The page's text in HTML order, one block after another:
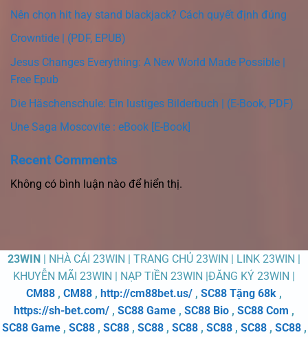
Nên chọn hit hay stand blackjack? Cách quyết định đúng
Crowntide | (PDF, EPUB)
Jesus Changes Everything: A New World Made Possible |
Free Epub
Die Häschenschule: Ein lustiges Bilderbuch | (E-Book, PDF)
Une Saga Moscovite : eBook [E-Book]
Recent Comments
Không có bình luận nào để hiển thị.
23WIN | NHÀ CÁI 23WIN | TRANG CHỦ 23WIN | LINK 23WIN |
KHUYỄN MÃI 23WIN | NẠP TIỀN 23WIN |ĐĂNG KÝ 23WIN |
CM88 , CM88 , http://cm88bet.us/ , SC88 Tặng 68k ,
https://sh-bet.com/ , SC88 Game , SC88 Bio , SC88 Com ,
SC88 Game, SC88, SC88, SC88, SC88, SC88, SC88, SC88,